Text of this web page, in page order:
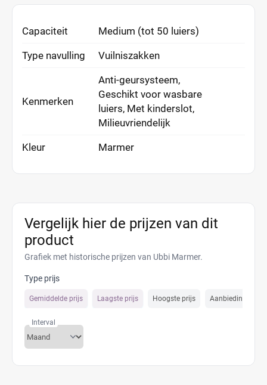
Capaciteit Medium (tot 50 luiers)
Type navulling Vuilniszakken
Kenmerken
Anti-geursysteem,
Geschikt voor wasbare
luiers, Met kinderslot,
Milieuvriendelijk
Kleur Marmer
Vergelijk hier de prijzen van dit
product
Grafiek met historische prijzen van Ubbi Marmer.
Type prijs
Gemiddelde prijs Laagste prijs Hoogste prijs Aanbiedings prijs
Interval